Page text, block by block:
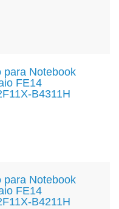
para Notebook
FE14
B4311H
para Notebook
FE14
B4211H